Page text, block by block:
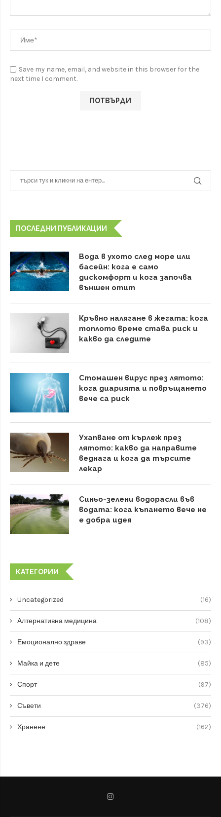
Save my name, email, and website in this browser for the
next time I comment.
ПОСЛЕДНИ ПУБЛИКАЦИИ
Вода в ухото след море или
басейн: кога е само
дискомфорт и кога започва
външен отит
Кръвно налягане в жегата: кога
топлото време става риск и
какво да следите
Стомашен вирус през лятото:
кога диарията и повръщането
вече са риск
Ухапване от кърлеж през
лятото: какво да направите
веднага и кога да търсите
лекар
Синьо-зелени водорасли във
водата: кога къпането вече не
е добра идея
КАТЕГОРИИ
Uncategorized (16)
Алтернативна медицина (108)
Емоционално здраве (93)
Майка и дете (85)
Спорт (97)
Съвети (376)
Хранене (162)